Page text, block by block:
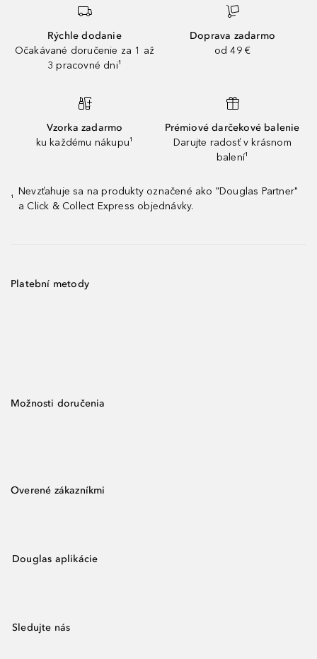
Rýchle dodanie
Očakávané doručenie za 1 až
3 pracovné dni¹
Doprava zadarmo
od 49 €
Vzorka zadarmo
ku každému nákupu¹
Prémiové darčekové balenie
Darujte radosť v krásnom
balení¹
¹
Nevzťahuje sa na produkty označené ako "Douglas Partner"
a Click & Collect Express objednávky.
Platební metody
Možnosti doručenia
Overené zákazníkmi
Douglas aplikácie
Sledujte nás